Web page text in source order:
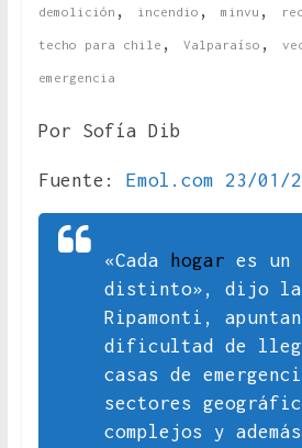
demolición , incendio , minvu ,
techo para chile , Valparaíso ,
emergencia
Por Sofía Dib
Fuente: Emol.com 23/01/
«Cada hogar es un
distinto», dijo la
Ripamonti,
dificultad de
casas de
sectores
complejos y